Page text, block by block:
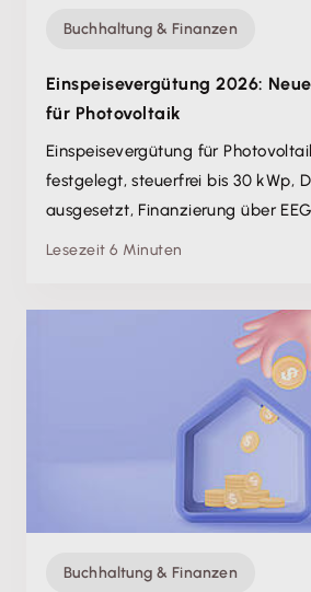
Buchhaltung & Finanzen
Einspeisevergütung 2026:
für Photovoltaik
Einspeisevergütung für
festgelegt, steuerfrei bis 30 kWp,
ausgesetzt, Finanzierung über
Lesezeit 6 Minuten
Buchhaltung & Finanzen